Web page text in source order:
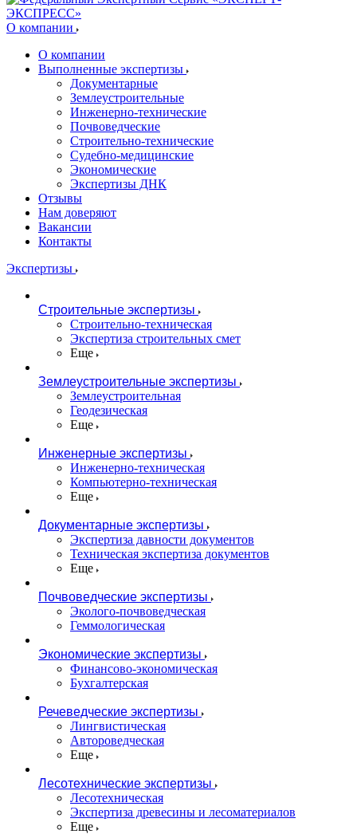
О компании
О компании
Выполненные экспертизы
Документарные
Землеустроительные
Инженерно-технические
Почвоведческие
Строительно-технические
Судебно-медицинские
Экономические
Экспертизы ДНК
Отзывы
Нам доверяют
Вакансии
Контакты
Экспертизы
Строительные экспертизы
Строительно-техническая
Экспертиза строительных смет
Еще
Землеустроительные экспертизы
Землеустроительная
Геодезическая
Еще
Инженерные экспертизы
Инженерно-техническая
Компьютерно-техническая
Еще
Документарные экспертизы
Экспертиза давности документов
Техническая экспертиза документов
Еще
Почвоведческие экспертизы
Эколого-почвоведческая
Геммологическая
Экономические экспертизы
Финансово-экономическая
Бухгалтерская
Речеведческие экспертизы
Лингвистическая
Автороведческая
Еще
Лесотехнические экспертизы
Лесотехническая
Экспертиза древесины и лесоматериалов
Еще